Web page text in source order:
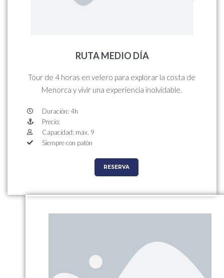
RUTA MEDIO DÍA
Tour de 4 horas en velero para explorar la costa de
Menorca y vivir una experiencia inolvidable.
Duración: 4h
Precio:
Capacidad: máx. 9
Siempre con patón
RESERVA